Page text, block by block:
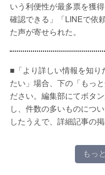
いう利便性が最多票を獲
確認できる」「LINEで依
た声が寄せられた。
■「より詳しい情報を知り
たい」場合、下の「もっ
ださい。編集部にてボタ
し、件数の多いものにつ
したうえで、詳細記事の
もっ